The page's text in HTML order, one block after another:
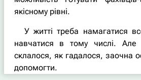
якісному рівні.
У житті треба намагатися
навчатися в тому числі.
склалося, як гадалося, заочна
допомогти.